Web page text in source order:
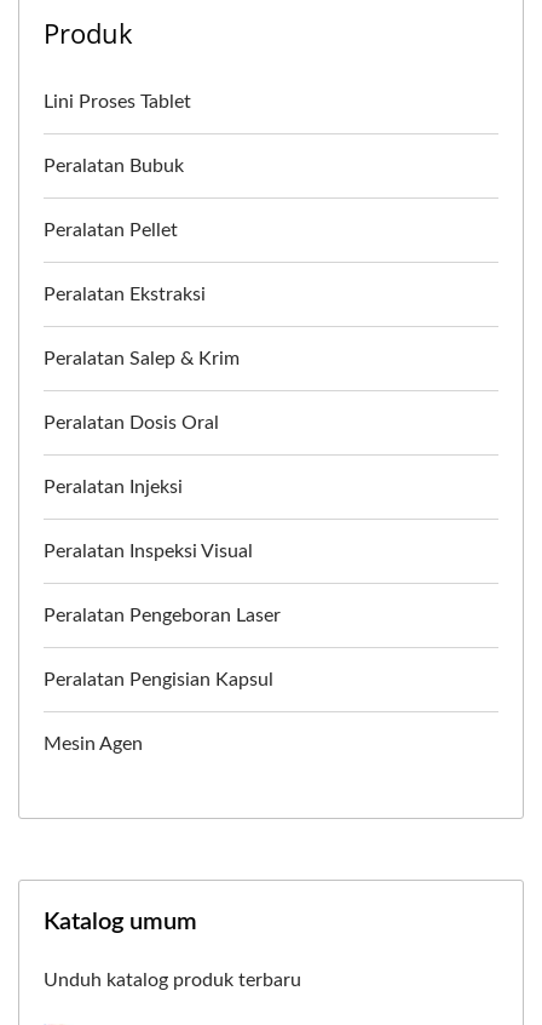
Produk
Lini Proses Tablet
Peralatan Bubuk
Peralatan Pellet
Peralatan Ekstraksi
Peralatan Salep & Krim
Peralatan Dosis Oral
Peralatan Injeksi
Peralatan Inspeksi Visual
Peralatan Pengeboran Laser
Peralatan Pengisian Kapsul
Mesin Agen
Katalog umum
Unduh katalog produk terbaru